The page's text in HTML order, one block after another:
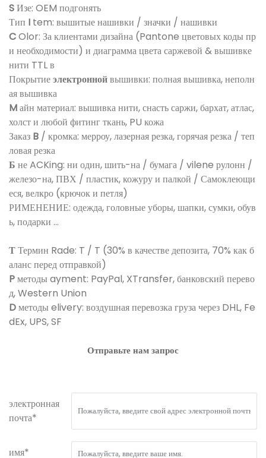
SИзе: OEM подгонять
Тип I tem: вышитые нашивки / значки / нашивки
COlor: За клиентами дизайна (Pantone цветовых коды пр
и необходимости) и диаграмма цвета саржевой & вышивке
нити TTL в
Покрытиеэлектроннойвышивки: полная вышивка, неполн
ая вышивка
Mайн материал: вышивка нити, снасть саржи, бархат, атлас,
холст и любой фитинг ткань, PU кожа
Заказ B / кромка: мерроу, лазерная резка, горячая резка / теп
ловая резка
Б не ACKing: ни один, шить-на / бумага / vilene рулонн /
железо-на, ПВХ / пластик, кожуру и палкой / Самоклеющи
еся, велкро (крючок и петля)
РИМЕНЕНИЕ: одежда, головные уборы, шапки, сумки, обув
ь, подарки ...
ТТермин Rade: T / T (30% в качестве депозита, 70% как б
аланс перед отправкой)
Pметоды ayment: PayPal, XTransfer, банковский перево
д, Western Union
Dметоды elivery: воздушная перевозка груза через DHL, Fe
dEx, UPS, SF
Отправьте нам запрос
электронная
почта*
имя*